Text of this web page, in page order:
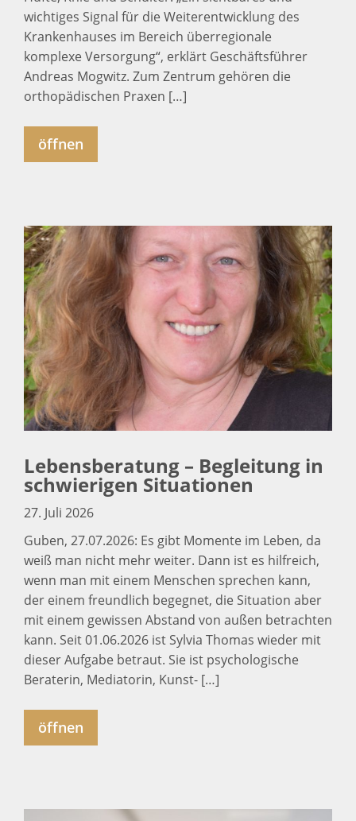
wichtiges Signal für die Weiterentwicklung des
Krankenhauses im Bereich überregionale
komplexe Versorgung“, erklärt Geschäftsführer
Andreas Mogwitz. Zum Zentrum gehören die
orthopädischen Praxen […]
öffnen
Lebensberatung – Begleitung in
schwierigen Situationen
27. Juli 2026
Guben, 27.07.2026: Es gibt Momente im Leben, da
weiß man nicht mehr weiter. Dann ist es hilfreich,
wenn man mit einem Menschen sprechen kann,
der einem freundlich begegnet, die Situation aber
mit einem gewissen Abstand von außen betrachten
kann. Seit 01.06.2026 ist Sylvia Thomas wieder mit
dieser Aufgabe betraut. Sie ist psychologische
Beraterin, Mediatorin, Kunst- […]
öffnen